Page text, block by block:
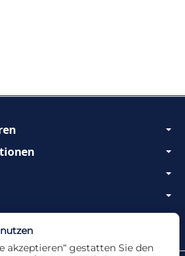
Sie gerne!
akzeptieren“ gestatten Sie den